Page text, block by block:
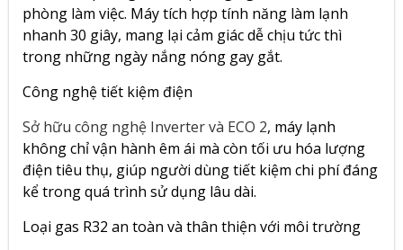
phòng làm việc. Máy tích hợp tính năng làm lạnh
nhanh 30 giây, mang lại cảm giác dễ chịu tức thì
trong những ngày nắng nóng gay gắt.
Công nghệ tiết kiệm điện
Sở hữu công nghệ Inverter và ECO 2, máy lạnh
không chỉ vận hành êm ái mà còn tối ưu hóa lượng
điện tiêu thụ, giúp người dùng tiết kiệm chi phí đáng
kể trong quá trình sử dụng lâu dài.
Loại gas R32 an toàn và thân thiện với môi trường